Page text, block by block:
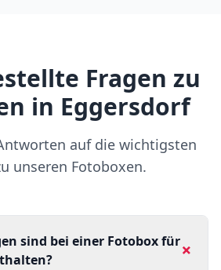
Fragen zu
in Eggersdorf
auf die wichtigsten
unseren Fotoboxen.
sind bei einer Fotobox für+